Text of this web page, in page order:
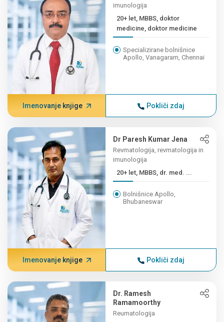
imunologija
20+ let, MBBS, doktor
medicine, doktor medicine
Specializirane bolnišnice
Apollo, Vanagaram, Chennai
Imenovanje knjige Pokliči zdaj
Dr Paresh Kumar Jena
Revmatologija, revmatologija in
imunologija
20+ let, MBBS, dr. med. ...
Bolnišnice Apollo,
Bhubaneswar
Imenovanje knjige Pokliči zdaj
Dr. Ramesh
Ramamoorthy
Reumatologija